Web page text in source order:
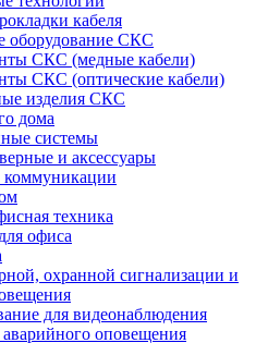
кабеля
оборудование СКС
СКС (медные кабели)
СКС (оптические кабели)
изделия СКС
дома
системы
и аксессуары
коммуникации
техника
офиса
охранной сигнализации и
для видеонаблюдения
оповещения